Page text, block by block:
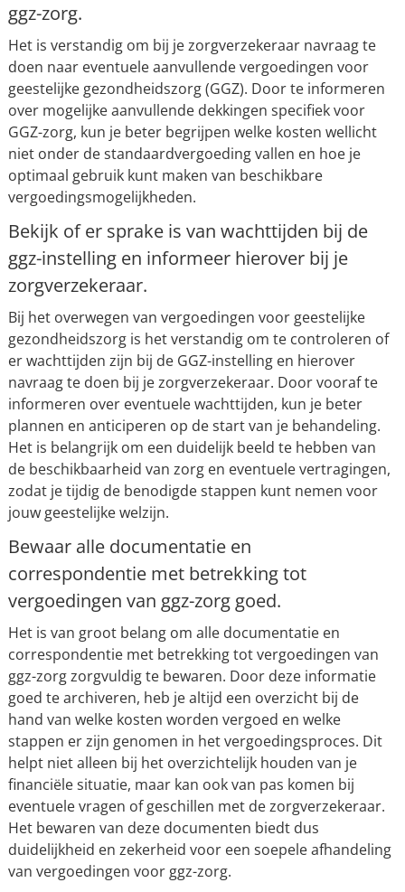
ggz-zorg.
Het is verstandig om bij je zorgverzekeraar navraag te
doen naar eventuele aanvullende vergoedingen voor
geestelijke gezondheidszorg (GGZ). Door te informeren
over mogelijke aanvullende dekkingen specifiek voor
GGZ-zorg, kun je beter begrijpen welke kosten wellicht
niet onder de standaardvergoeding vallen en hoe je
optimaal gebruik kunt maken van beschikbare
vergoedingsmogelijkheden.
Bekijk of er sprake is van wachttijden bij de
ggz-instelling en informeer hierover bij je
zorgverzekeraar.
Bij het overwegen van vergoedingen voor geestelijke
gezondheidszorg is het verstandig om te controleren of
er wachttijden zijn bij de GGZ-instelling en hierover
navraag te doen bij je zorgverzekeraar. Door vooraf te
informeren over eventuele wachttijden, kun je beter
plannen en anticiperen op de start van je behandeling.
Het is belangrijk om een duidelijk beeld te hebben van
de beschikbaarheid van zorg en eventuele vertragingen,
zodat je tijdig de benodigde stappen kunt nemen voor
jouw geestelijke welzijn.
Bewaar alle documentatie en
correspondentie met betrekking tot
vergoedingen van ggz-zorg goed.
Het is van groot belang om alle documentatie en
correspondentie met betrekking tot vergoedingen van
ggz-zorg zorgvuldig te bewaren. Door deze informatie
goed te archiveren, heb je altijd een overzicht bij de
hand van welke kosten worden vergoed en welke
stappen er zijn genomen in het vergoedingsproces. Dit
helpt niet alleen bij het overzichtelijk houden van je
financiële situatie, maar kan ook van pas komen bij
eventuele vragen of geschillen met de zorgverzekeraar.
Het bewaren van deze documenten biedt dus
duidelijkheid en zekerheid voor een soepele afhandeling
van vergoedingen voor ggz-zorg.